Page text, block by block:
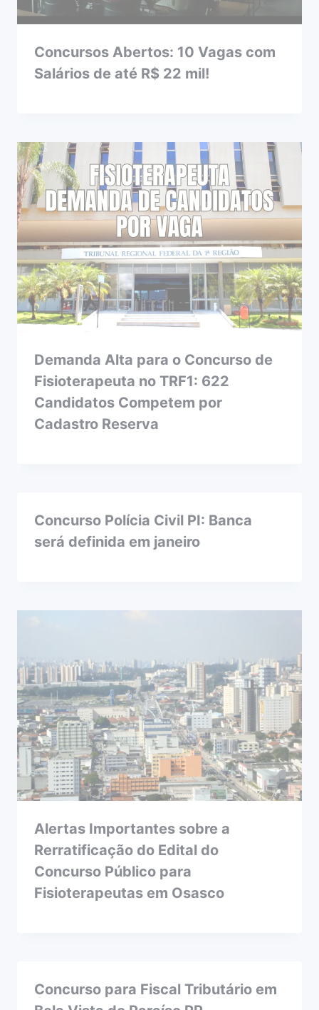
Concursos Abertos: 10 Vagas com
Salários de até R$ 22 mil!
Demanda Alta para o Concurso de
Fisioterapeuta no TRF1: 622
Candidatos Competem por
Cadastro Reserva
Concurso Polícia Civil PI: Banca
será definida em janeiro
Alertas Importantes sobre a
Rerratificação do Edital do
Concurso Público para
Fisioterapeutas em Osasco
Concurso para Fiscal Tributário em